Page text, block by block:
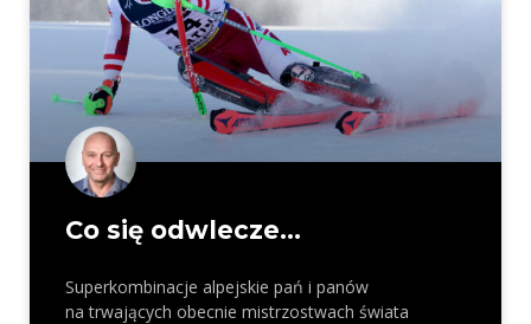
Co się odwlecze…
Superkombinacje alpejskie pań i panów
na trwających obecnie mistrzostwach świata